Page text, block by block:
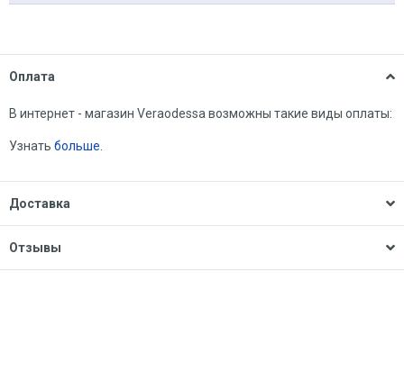
Оплата
В интернет - магазин Veraodessa возможны такие виды оплаты:
Узнать больше.
Доставка
Отзывы